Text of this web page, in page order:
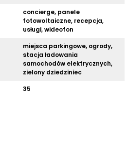
concierge, panele
fotowoltaiczne, recepcja,
usługi, wideofon
miejsca parkingowe, ogrody,
stacja ładowania
samochodów elektrycznych,
zielony dziedziniec
35